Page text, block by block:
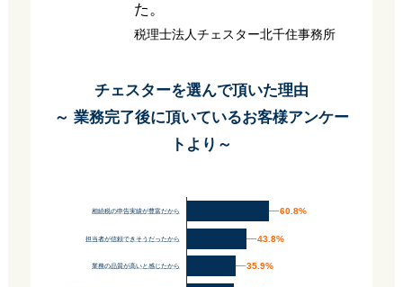
た。
税理士法人チェスター北千住事務所
チェスターを選んで頂いた理由
～ 業務完了後に頂いているお客様アンケー
トより～
相続税の申告実績が豊富だから
担当者が信頼できそうだったから
業務の品質が高いと感じたから
60.8%
60.8%
43.8%
43.8%
35.9%
35.9%